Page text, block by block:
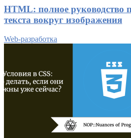
HTML: полное руководство
текста вокруг изображения
Web-разработка